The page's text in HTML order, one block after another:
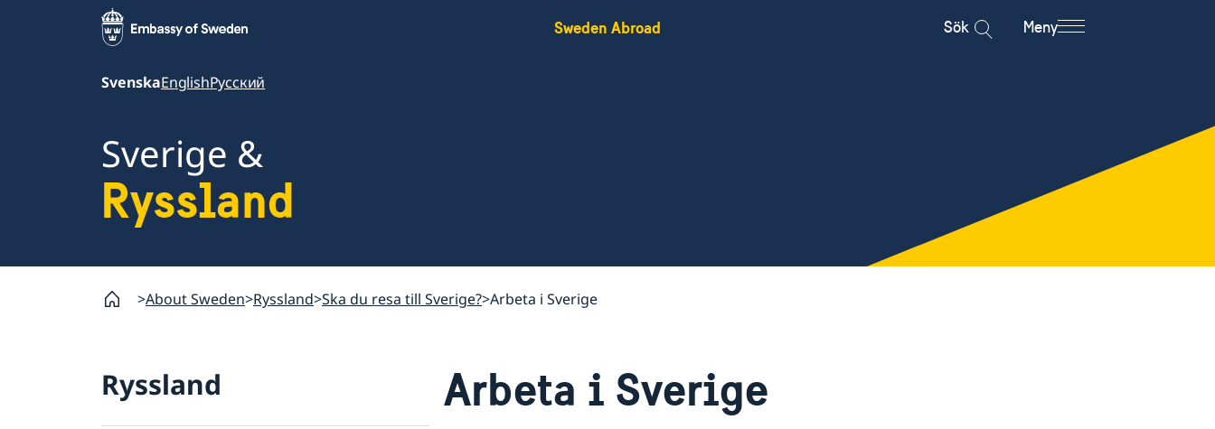
Sweden Abroad Sök Meny
SvenskaEnglishРусский
Sverige &
Ryssland
About Sweden Ryssland Ska du resa till Sverige? Arbeta i Sverige
Ryssland Arbeta i Sverige